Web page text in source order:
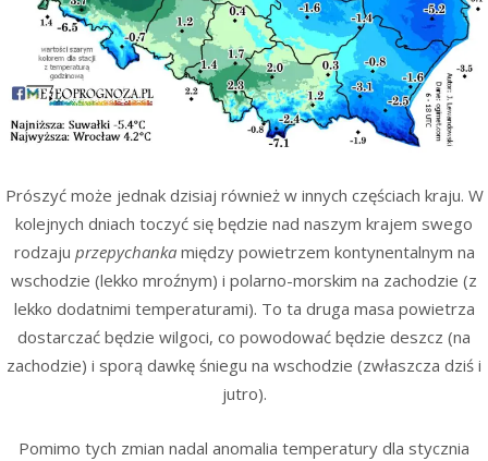
Prószyć może jednak dzisiaj również w innych częściach kraju. W
kolejnych dniach toczyć się będzie nad naszym krajem swego
rodzaju przepychanka między powietrzem kontynentalnym na
wschodzie (lekko mroźnym) i polarno-morskim na zachodzie (z
lekko dodatnimi temperaturami). To ta druga masa powietrza
dostarczać będzie wilgoci, co powodować będzie deszcz (na
zachodzie) i sporą dawkę śniegu na wschodzie (zwłaszcza dziś i
jutro).
Pomimo tych zmian nadal anomalia temperatury dla stycznia